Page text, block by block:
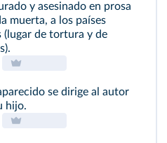
y asesinado en prosa
muerta, a los países
(lugar de tortura y de
se dirige al autor
hijo.